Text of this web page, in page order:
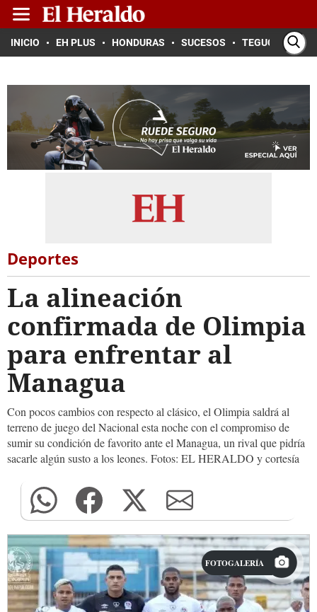
INICIO EH PLUS HONDURAS SUCESOS TEGUCIGALPA
Deportes
La alineación
confirmada de Olimpia
para enfrentar al
Managua
Con pocos cambios con respecto al clásico, el Olimpia saldrá al
terreno de juego del Nacional esta noche con el compromiso de
sumir su condición de favorito ante el Managua, un rival que pidría
sacarle algún susto a los leones. Fotos: EL HERALDO y cortesía
FOTOGALERÍA